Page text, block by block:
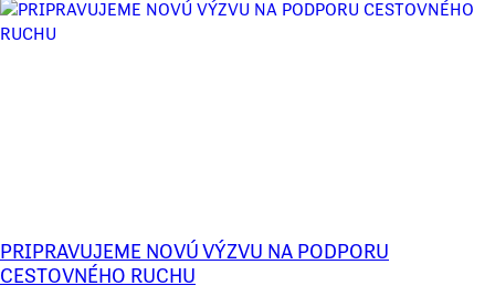
PRIPRAVUJEME NOVÚ VÝZVU NA PODPORU
CESTOVNÉHO RUCHU